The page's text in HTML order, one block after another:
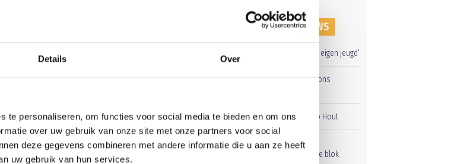
Details Over
te personaliseren, om functies voor social media te bieden en om ons
over uw gebruik van onze site met onze partners voor social
deze gegevens combineren met andere informatie die u aan ze heeft
uw gebruik van hun services.
een speciale fotowedstrijd.
van E4 binnenkort een prachtig Fox Sports
tenues. Fox Sports Nederland bedankt!
Mededelingen Leden administratie,
RECENT NIEUWS
‘Méér kansen voor de eigen jeugd’
Groot onderhoud op ons
Overwinning op Mierlo Hout
Gelijkspel in eerste
oefenwedstrijd tweede blok